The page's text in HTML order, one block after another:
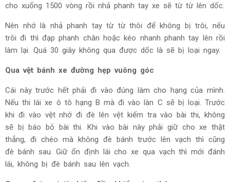
cho xuống 1500 vòng rồi nhả phanh tay xe sẽ từ từ lên dốc.
Nên nhớ là nhả phanh tay từ từ thôi để không bị trôi, nếu
trôi đi thì đạp phanh chân hoặc kéo nhanh phanh tay lên rồi
làm lại. Quá 30 giây không qua được dốc là sẽ bị loại ngay.
Qua vệt bánh xe đường hẹp vuông góc
Cái này trước hết phải đi vào đúng làm cho hạng của mình.
Nếu thi lái xe ô tô hạng B mà đi vào làn C sẽ bị loại. Trước
khi đi vào vệt nhớ đi đè lên vệt kiểm tra vào bài thi, không
sẽ bị báo bỏ bài thi. Khi vào bài này phải giữ cho xe thật
thẳng, đi chéo mà không đè bánh trước lên vạch thì cũng
đè bánh sau. Giữ ổn định lái cho xe qua vạch thì mới đánh
lái, không bị đè bánh sau lên vạch.